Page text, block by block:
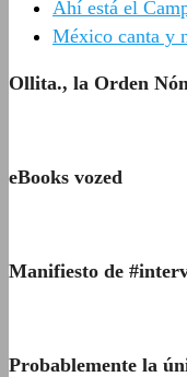
Ahí está el
México canta y
Ollita., la Orden
eBooks vozed
Manifiesto de
Probablemente la